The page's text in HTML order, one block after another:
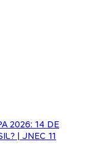
2026: 14 DE
| JNEC 11